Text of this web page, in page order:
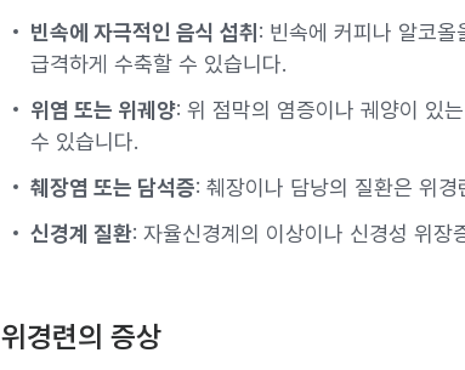
빈속에 자극적인 음식 섭취 : 빈속에 커피나 알코올
급격하게 수축할 수 있습니다.
위염 또는 위궤양: 위 점막의 염증이나 궤양이 있
수 있습니다.
췌장염 또는 담석증: 췌장이나 담낭의 질환은 위
신경계 질환: 자율신경계의 이상이나 신경성 위
위경련의 증상